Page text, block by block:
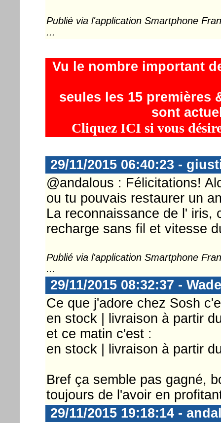
Publié via l'application Smartphone
...
Vu le nombre important
seules les 15 premières
sont
Cliquez ICI si vous
29/11/2015 06:40:23 -
@andalous : Félicitations!
ou tu pouvais restaurer un
La reconnaissance de l' iris,
recharge sans fil et vitesse
Publié via l'application Smartphone
...
29/11/2015 08:32:37 -
Ce que j'adore chez Sosh
en stock | livraison à partir
et ce matin c'est :
en stock | livraison à partir
Bref ça semble pas gagné,
toujours de l'avoir en
29/11/2015 19:18:14 -